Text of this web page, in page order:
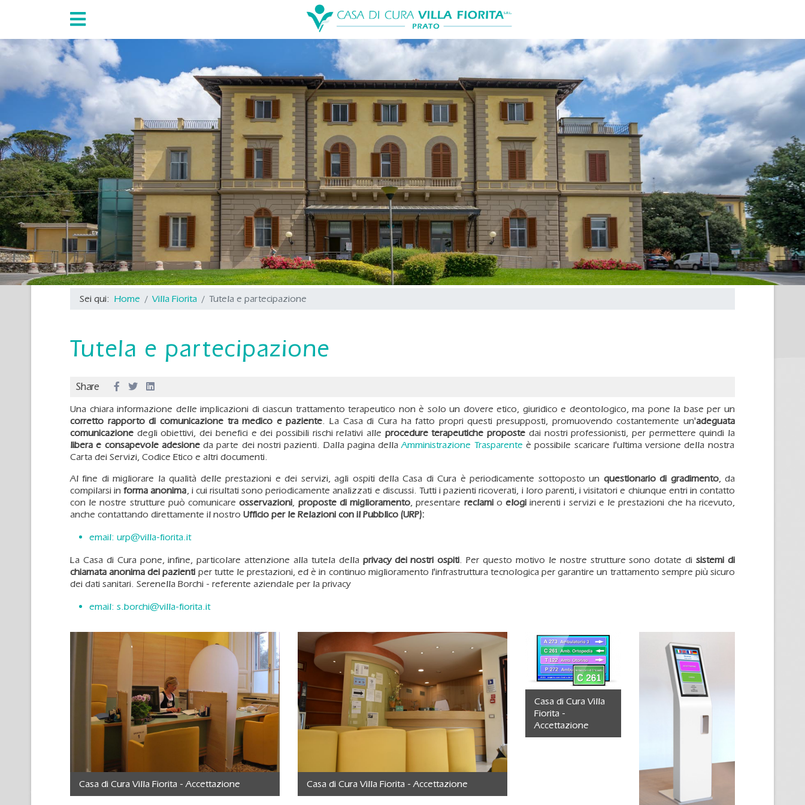
Sei qui: Home Villa Fiorita Tutela e partecipazione
Tutela e partecipazione
Share
Una chiara informazione delle implicazioni di ciascun trattamento terapeutico non è solo un dovere etico, giuridico e deontologico, ma pone la base per un
corretto rapporto di comunicazione tra medico e paziente. La Casa di Cura ha fatto propri questi presupposti, promuovendo costantemente un'adeguata
comunicazione degli obiettivi, dei benefici e dei possibili rischi relativi alle procedure terapeutiche proposte dai nostri professionisti, per permettere quindi la
libera e consapevole adesioneda parte dei nostri pazienti. Dalla pagina dellaAmministrazione Trasparente è possibile scaricare l'ultima versione della nostra
Carta dei Servizi, Codice Etico e altri documenti.
Al fine di migliorare la qualità delle prestazioni e dei servizi, agli ospiti della Casa di Cura è periodicamente sottoposto un questionario di gradimento, da
compilarsi informa anonima, i cui risultati sono periodicamente analizzati e discussi. Tutti i pazienti ricoverati, i loro parenti, i visitatori e chiunque entri in contatto
con le nostre strutture può comunicareosservazioni, proposte di miglioramento, presentare reclami oelogiinerenti i servizi e le prestazioni che ha ricevuto,
anche contattando direttamente il nostro Ufficio per le Relazioni con il Pubblico (URP):
email: urp@villa-fiorita.it
La Casa di Cura pone, infine, particolare attenzione alla tutela della privacy dei nostri ospiti. Per questo motivo le nostre strutture sono dotate disistemi di
chiamata anonima dei pazienti per tutte le prestazioni, ed è in continuo miglioramento l'infrastruttura tecnologica per garantire un trattamento sempre più sicuro
dei dati sanitari. Serenella Borchi - referente aziendale per la privacy
email: s.borchi@villa-fiorita.it
Casa di Cura Villa Fiorita - Accettazione Casa di Cura Villa Fiorita - Accettazione
Casa di Cura Villa
Fiorita -
Accettazione